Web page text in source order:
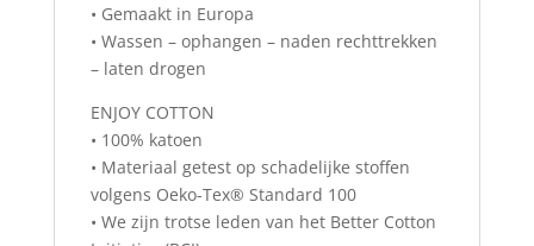
• Gemaakt in Europa
• Wassen – ophangen – naden rechttrekken
– laten drogen
ENJOY COTTON
• 100% katoen
• Materiaal getest op schadelijke stoffen
volgens Oeko-Tex® Standard 100
• We zijn trotse leden van het Better Cotton